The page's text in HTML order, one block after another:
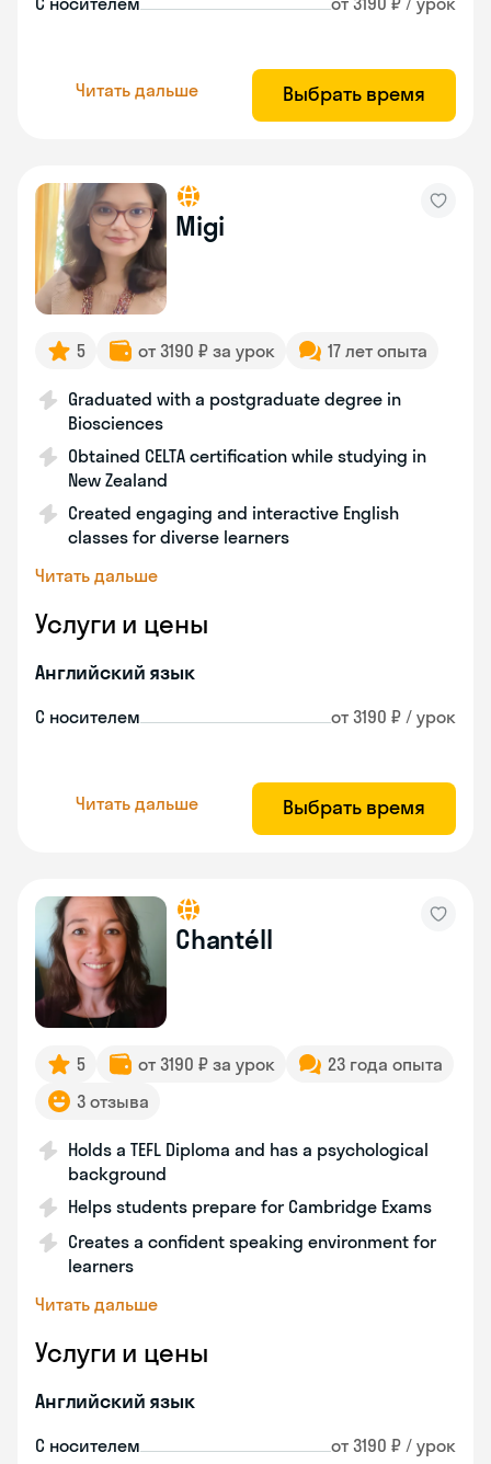
Читать дальше Выбрать время
Migi
5 от 3190 ₽ за урок 17 лет опыта
Graduated with a postgraduate degree in
Biosciences
Obtained CELTA certification while studying in
New Zealand
Created engaging and interactive English
classes for diverse learners
Читать дальше
Услуги и цены
Английский язык
С носителем от 3190 ₽ / урок
Читать дальше Выбрать время
Chantéll
5 от 3190 ₽ за урок
23 года опыта
3 отзыва
Holds a TEFL Diploma and has a psychological
background
Helps students prepare for Cambridge Exams
Creates a confident speaking environment for
learners
Читать дальше
Услуги и цены
Английский язык
С носителем от 3190 ₽ / урок